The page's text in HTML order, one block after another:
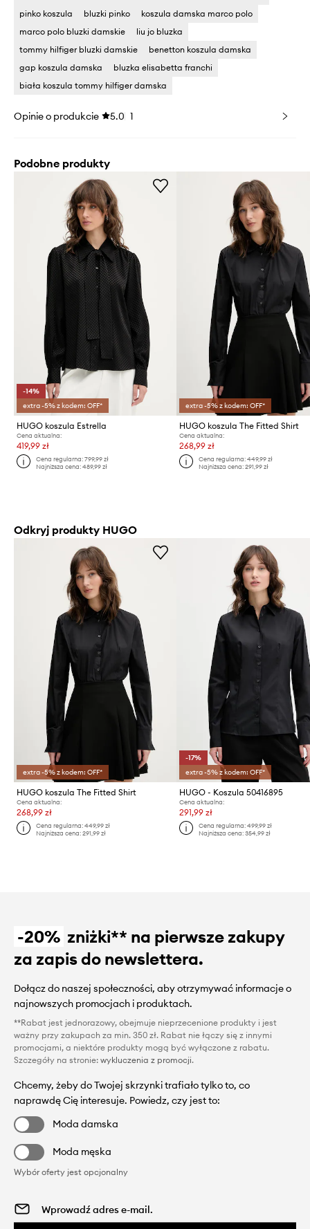
pinko koszula
bluzki pinko
koszula damska marco polo
marco polo bluzki damskie
liu jo bluzka
tommy hilfiger bluzki damskie
benetton koszula damska
gap koszula damska
bluzka elisabetta franchi
biała koszula tommy hilfiger damska
Opinie o produkcie 5.0 1
Podobne produkty
-14%
extra -5% z kodem: OFF*
HUGO koszula Estrella
Cena aktualna:
419,99 zł
Cena regularna:799,99 zł
Najniższa cena:489,99 zł
extra -5% z kodem: OFF*
HUGO koszula The Fitted Shirt
Cena aktualna:
268,99 zł
Cena regularna: 449,99 zł
Najniższa cena: 291,99 zł
Odkryj produkty HUGO
extra -5% z kodem: OFF*
HUGO koszula The Fitted Shirt
Cena aktualna:
268,99 zł
Cena regularna:449,99 zł
Najniższa cena:291,99 zł
-17%
extra -5% z kodem: OFF*
HUGO - Koszula 50416895
Cena aktualna:
291,99 zł
Cena regularna: 499,99 zł
Najniższa cena: 354,99 zł
-20% zniżki** na pierwsze zakupy
za zapis do newslettera.
Dołącz do naszej społeczności, aby otrzymywać informacje o
najnowszych promocjach i produktach.
**Rabat jest jednorazowy, obejmuje nieprzecenione produkty i jest
ważny przy zakupach za min. 350 zł. Rabat nie łączy się z innymi
promocjami, a niektóre produkty mogą być wyłączone z rabatu.
Szczegóły na stronie: wykluczenia z promocji.
Chcemy, żeby do Twojej skrzynki trafiało tylko to, co
naprawdę Cię interesuje. Powiedz, czy jest to:
Moda damska
Moda męska
Wybór oferty jest opcjonalny